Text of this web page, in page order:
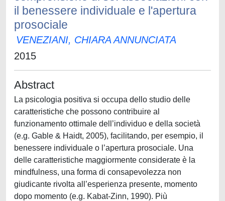
il benessere individuale e l'apertura
prosociale
VENEZIANI, CHIARA ANNUNCIATA
2015
Abstract
La psicologia positiva si occupa dello studio delle
caratteristiche che possono contribuire al
funzionamento ottimale dell’individuo e della società
(e.g. Gable & Haidt, 2005), facilitando, per esempio, il
benessere individuale o l’apertura prosociale. Una
delle caratteristiche maggiormente considerate è la
mindfulness, una forma di consapevolezza non
giudicante rivolta all’esperienza presente, momento
dopo momento (e.g. Kabat-Zinn, 1990). Più